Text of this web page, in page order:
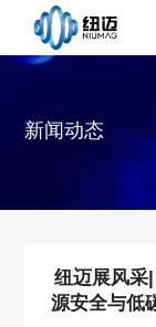
新闻动态
纽迈展风采
源安全与低